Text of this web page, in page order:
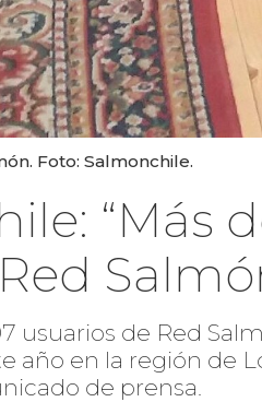
Foto: Salmonchile.
“Más
usuarios de Red
año en la región de
de prensa.